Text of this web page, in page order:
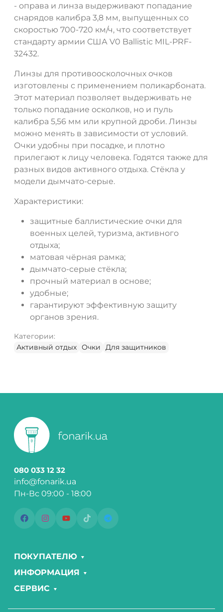
- оправа и линза выдерживают попадание
снарядов калибра 3,8 мм, выпущенных со
скоростью 700-720 км/ч, что соответствует
стандарту армии США V0 Ballistic MIL-PRF-
32432.
Линзы для противоосколочных очков
изготовлены с применением поликарбоната.
Этот материал позволяет выдерживать не
только попадание осколков, но и пуль
калибра 5,56 мм или крупной дроби. Линзы
можно менять в зависимости от условий.
Очки удобны при посадке, и плотно
прилегают к лицу человека. Годятся также для
разных видов активного отдыха. Стёкла у
модели дымчато-серые.
Характеристики:
защитные баллистические очки для
военных целей, туризма, активного
отдыха;
матовая чёрная рамка;
дымчато-серые стёкла;
прочный материал в основе;
удобные;
гарантируют эффективную защиту
органов зрения.
Категории:
Активный отдых Очки Для защитников
080 033 12 32
info@fonarik.ua
Пн-Вс 09:00 - 18:00
ПОКУПАТЕЛЮ
ИНФОРМАЦИЯ
СЕРВИС